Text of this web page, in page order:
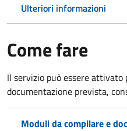
Ulteriori informazioni
Come fare
Il servizio può essere
documentazione prevista,
Moduli da compilare e